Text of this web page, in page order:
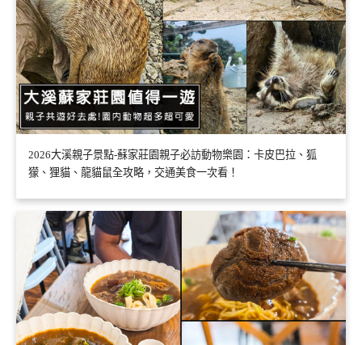
2026大溪親子景點-蘇家莊園親子必訪動物樂園：卡皮巴拉、狐
獴、狸貓、龍貓鼠全攻略，交通美食一次看！